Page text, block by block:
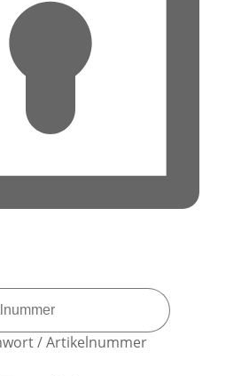
/ Artikelnummer